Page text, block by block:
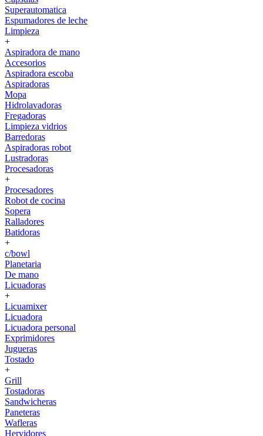
Superautomatica
Espumadores de leche
Limpieza
+
Aspiradora de mano
Accesorios
Aspiradora escoba
Aspiradoras
Mopa
Hidrolavadoras
Fregadoras
Limpieza vidrios
Barredoras
Aspiradoras robot
Lustradoras
Procesadoras
+
Procesadores
Robot de cocina
Sopera
Ralladores
Batidoras
+
c/bowl
Planetaria
De mano
Licuadoras
+
Licuamixer
Licuadora
Licuadora personal
Exprimidores
Jugueras
Tostado
+
Grill
Tostadoras
Sandwicheras
Paneteras
Wafleras
Hervidores